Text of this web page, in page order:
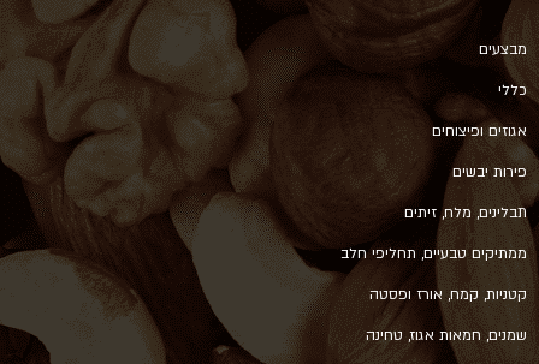
מבצעים
כללי
אגוזים ופיצוחים
פירות יבשים
תבלינים, מלח, זיתים
ממתיקים טבעיים, תחליפי חלב
קטניות, קמח, אורז ופסטה
שמנים, חמאות אגוז, טחינה